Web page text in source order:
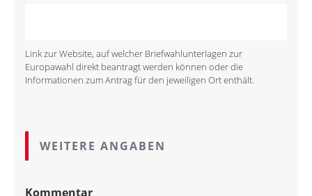
Link zur Website, auf welcher Briefwahlunterlagen zur
Europawahl direkt beantragt werden können oder die
Informationen zum Antrag für den jeweiligen Ort enthält.
WEITERE ANGABEN
Kommentar